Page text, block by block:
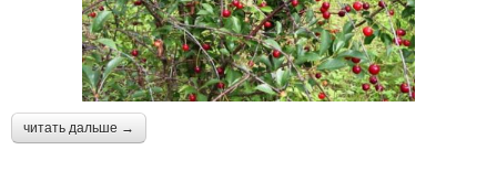
читать дальше →